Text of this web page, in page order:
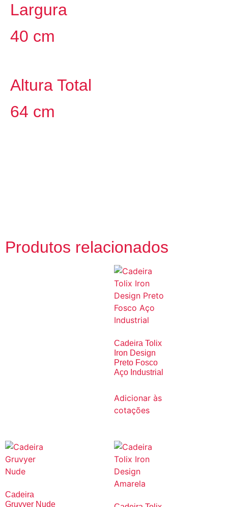
Largura
40 cm
Altura Total
64 cm
Produtos relacionados
Cadeira Tolix
Iron Design
Preto Fosco
Aço Industrial
Adicionar às
cotações
Cadeira
Gruvyer Nude